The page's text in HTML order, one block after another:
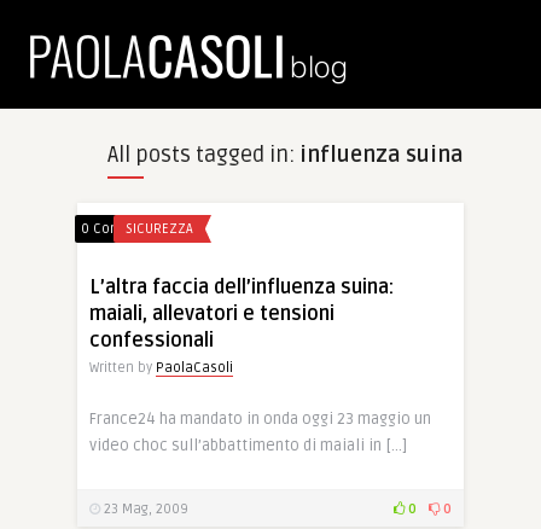
All posts tagged in: influenza suina
0 Comments
SICUREZZA
L’altra faccia dell’influenza suina:
maiali, allevatori e tensioni
confessionali
Written by PaolaCasoli
France24 ha mandato in onda oggi 23 maggio un
video choc sull’abbattimento di maiali in […]
23 Mag, 2009 0 0